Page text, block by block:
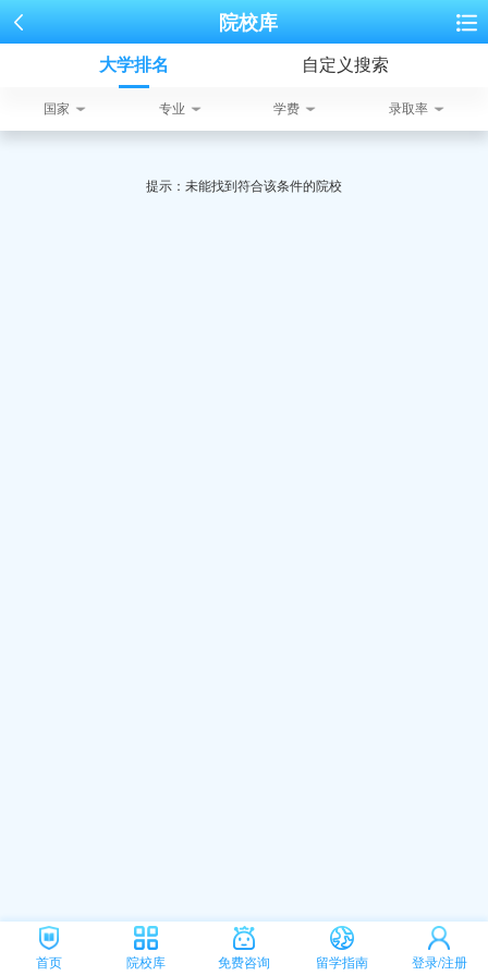
院校库
大学排名 自定义搜索
国家 专业 学费 录取率
提示：未能找到符合该条件的院校
首页 院校库 免费咨询 留学指南 登录/注册